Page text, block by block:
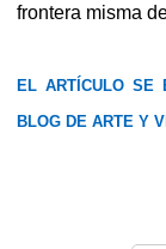
frontera misma
EL ARTÍCULO SE
BLOG DE ARTE Y